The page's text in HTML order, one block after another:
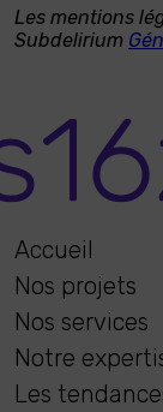
Les mentions
Subdelirium
Accueil
Nos projets
Nos services
Notre
Les